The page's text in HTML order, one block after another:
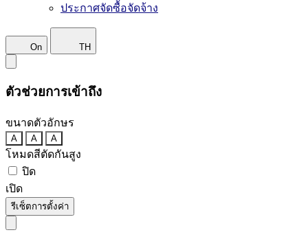
ประกาศจัดซื้อจัดจ้าง
On TH
ตัวช่วยการเข้าถึง
ขนาดตัวอักษร
A A A
โหมดสีตัดกันสูง
ปิด
เปิด
รีเซ็ตการตั้งค่า